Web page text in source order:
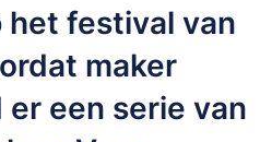
het festival van
maker
er een serie van